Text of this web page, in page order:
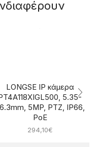
LONGSE IP κάμερα
5.35-
5MP, PTZ, IP66,
PoE
294,10€